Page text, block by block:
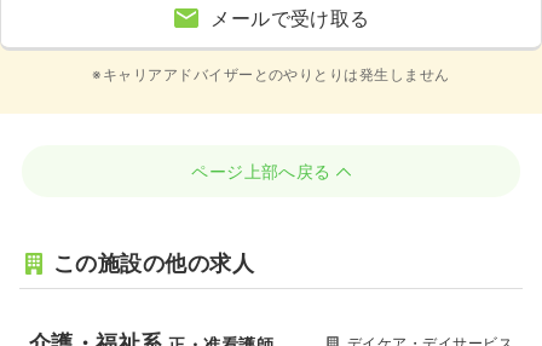
メールで受け取る
※キャリアアドバイザーとのやりとりは発生しません
ページ上部へ戻る
この施設の他の求人
デイケア・デイサービス